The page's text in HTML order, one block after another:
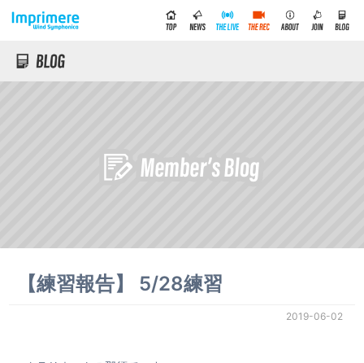
【練習報告】 5/28練習
2019-06-02